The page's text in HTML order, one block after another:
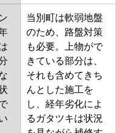
当別町は軟弱地盤
のため、路盤対策
も必要。上物がで
きている部分は、
それも含めてきち
んとした施工を
し、経年劣化によ
るガタツキは状況